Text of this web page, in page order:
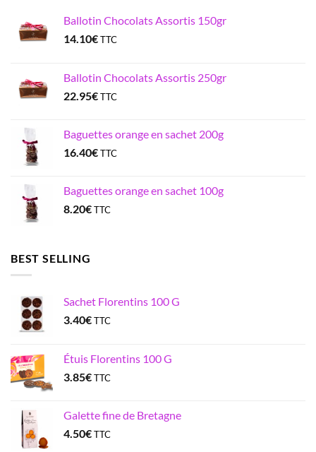
Ballotin Chocolats Assortis 150gr
14.10€TTC
Ballotin Chocolats Assortis 250gr
22.95€TTC
Baguettes orange en sachet 200g
16.40€TTC
Baguettes orange en sachet 100g
8.20€TTC
BEST SELLING
Sachet Florentins 100 G
3.40€TTC
Étuis Florentins 100 G
3.85€TTC
Galette fine de Bretagne
4.50€TTC